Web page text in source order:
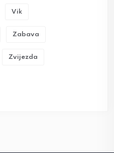
Vik
Zabava
Zvijezda